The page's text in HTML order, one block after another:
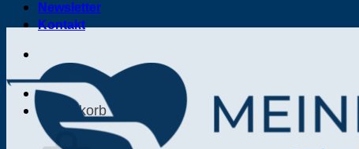
Newsletter
Kontakt
Warenkorb